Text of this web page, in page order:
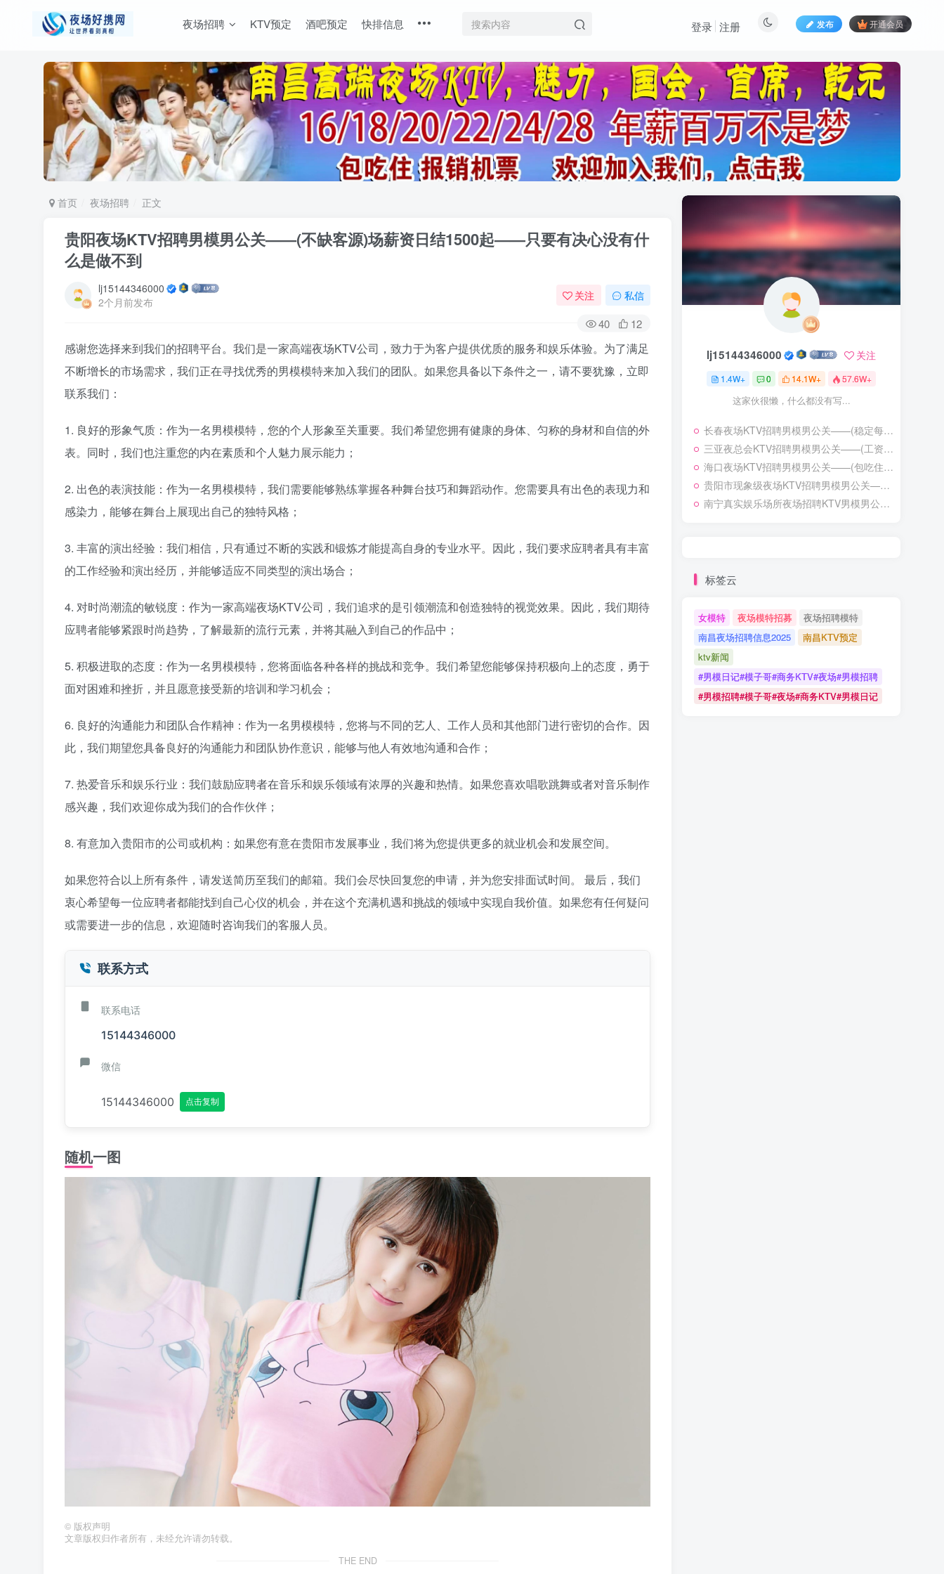
夜场招聘 KTV预定 酒吧预定 快排信息 发布 开通会员
登录 注册
首页 夜场招聘 正文
贵阳夜场KTV招聘男模男公关——(不缺客源)场薪资日结1500起——只要有决心没有什
么是做不到
lj15144346000
2个月前发布
关注 私信
40 12
感谢您选择来到我们的招聘平台。我们是一家高端夜场KTV公司，致力于为客户提供优质的服务和娱乐体验。为了满足
不断增长的市场需求，我们正在寻找优秀的男模模特来加入我们的团队。如果您具备以下条件之一，请不要犹豫，立即
联系我们：
1. 良好的形象气质：作为一名男模模特，您的个人形象至关重要。我们希望您拥有健康的身体、匀称的身材和自信的外
表。同时，我们也注重您的内在素质和个人魅力展示能力；
2. 出色的表演技能：作为一名男模模特，我们需要能够熟练掌握各种舞台技巧和舞蹈动作。您需要具有出色的表现力和
感染力，能够在舞台上展现出自己的独特风格；
3. 丰富的演出经验：我们相信，只有通过不断的实践和锻炼才能提高自身的专业水平。因此，我们要求应聘者具有丰富
的工作经验和演出经历，并能够适应不同类型的演出场合；
4. 对时尚潮流的敏锐度：作为一家高端夜场KTV公司，我们追求的是引领潮流和创造独特的视觉效果。因此，我们期待
应聘者能够紧跟时尚趋势，了解最新的流行元素，并将其融入到自己的作品中；
5. 积极进取的态度：作为一名男模模特，您将面临各种各样的挑战和竞争。我们希望您能够保持积极向上的态度，勇于
面对困难和挫折，并且愿意接受新的培训和学习机会；
6. 良好的沟通能力和团队合作精神：作为一名男模模特，您将与不同的艺人、工作人员和其他部门进行密切的合作。因
此，我们期望您具备良好的沟通能力和团队协作意识，能够与他人有效地沟通和合作；
7. 热爱音乐和娱乐行业：我们鼓励应聘者在音乐和娱乐领域有浓厚的兴趣和热情。如果您喜欢唱歌跳舞或者对音乐制作
感兴趣，我们欢迎你成为我们的合作伙伴；
8. 有意加入贵阳市的公司或机构：如果您有意在贵阳市发展事业，我们将为您提供更多的就业机会和发展空间。
如果您符合以上所有条件，请发送简历至我们的邮箱。我们会尽快回复您的申请，并为您安排面试时间。 最后，我们
衷心希望每一位应聘者都能找到自己心仪的机会，并在这个充满机遇和挑战的领域中实现自我价值。如果您有任何疑问
或需要进一步的信息，欢迎随时咨询我们的客服人员。
联系方式
联系电话
15144346000
微信
15144346000 点击复制
随机一图
© 版权声明
文章版权归作者所有，未经允许请勿转载。
THE END
lj15144346000 关注
1.4W+ 0 14.1W+ 57.6W+
这家伙很懒，什么都没有写...
长春夜场KTV招聘男模男公关——(稳定每天收入1200起步)——激发潜能超越自我
三亚夜总会KTV招聘男模男公关——(工资日结)实力领队自招——热门职位有助你早日实现财富自由
海口夜场KTV招聘男模男公关——(包吃住——可兼职——无押金)——业绩能力突出成功迈进高端序列
贵阳市现象级夜场KTV招聘男模男公关——{真实免押金}这里生意好——失败乃成功之母
南宁真实娱乐场所夜场招聘KTV男模男公关——服务员可兼职当天结算流量大——重金签约精英骨干共谋发财大计
标签云
女模特 夜场模特招募
夜场招聘模特
南昌夜场招聘信息2025
南昌KTV预定
ktv新闻
#男模日记#模子哥#商务KTV#夜场#男模招聘
#男模招聘#模子哥#夜场#商务KTV#男模日记